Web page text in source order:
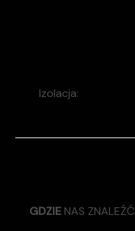
Izolacja:
GDZIE NAS ZNALEŹĆ